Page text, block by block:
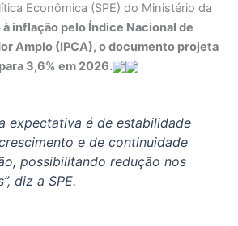
Econômica (SPE) do Ministério da
à inflação pelo Índice Nacional de
Amplo (IPCA), o documento projeta
3,6% em 2026.
expectativa é de estabilidade
e de continuidade
possibilitando redução nos
diz a SPE.